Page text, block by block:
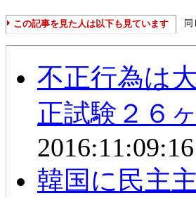
この記事を見た人は以下も見ています 同
不正行為は
正試験２６
韓国に民主